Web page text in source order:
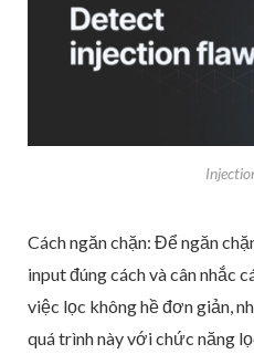
Cách ngăn chặn: Để ngăn
input đúng cách và cân nhắc
việc lọc không hề đơn giản,
quá trình này với chức năng